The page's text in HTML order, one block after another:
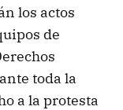
los actos
de
toda la
a la protesta